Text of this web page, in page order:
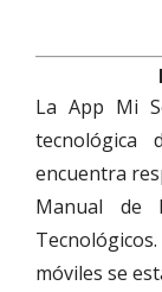
La App Mi
tecnológica
encuentra
Manual de
móviles se